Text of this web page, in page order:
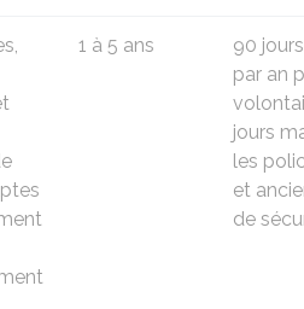
1 à 5 ans
90
par an
jours
les
et
de